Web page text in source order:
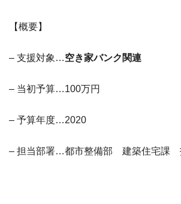
【概要】
– 支援対象…空き家バンク関連
– 当初予算…100万円
– 予算年度…2020
– 担当部署…都市整備部 建築住宅課